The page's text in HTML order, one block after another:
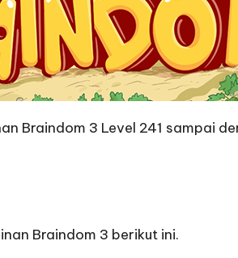
Braindom 3 Level 241 sampai
Braindom 3 berikut ini.